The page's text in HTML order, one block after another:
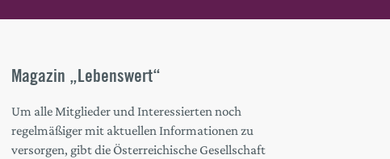
Magazin „Lebenswert“
Um alle Mitglieder und Interessierten noch
regelmäßiger mit aktuellen Informationen zu
versorgen, gibt die Österreichische Gesellschaft